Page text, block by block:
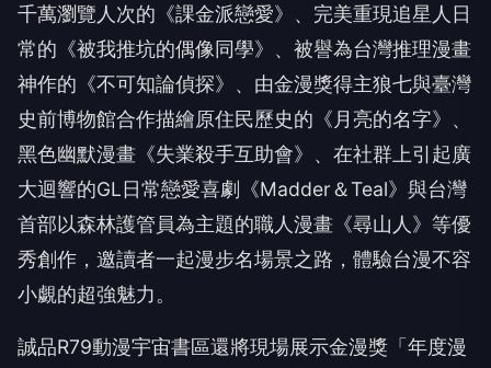
千萬瀏覽人次的《課金派戀愛》、完美重現追星人日
常的《被我推坑的偶像同學》、被譽為台灣推理漫畫
神作的《不可知論偵探》、由金漫獎得主狼七與臺灣
史前博物館合作描繪原住民歷史的《月亮的名字》、
黑色幽默漫畫《失業殺手互助會》、在社群上引起廣
大迴響的GL日常戀愛喜劇《Madder＆Teal》與台灣
首部以森林護管員為主題的職人漫畫《尋山人》等優
秀創作，邀讀者一起漫步名場景之路，體驗台漫不容
小覷的超強魅力。
誠品R79動漫宇宙書區還將現場展示金漫獎「年度漫